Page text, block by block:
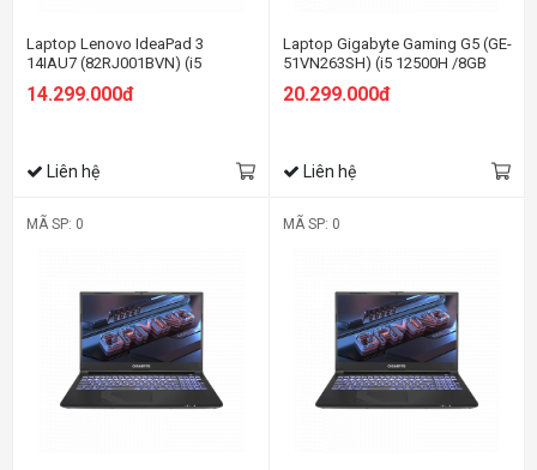
Laptop Lenovo IdeaPad 3
14IAU7 (82RJ001BVN) (i5
FHD/Win11/Xanh)
14.299.000đ
Liên hệ
Laptop Gigabyte Gaming G5 (GE-
51VN263SH) (i5 12500H /8GB
4G/15.6 inch FHD 144Hz/Win 11/
20.299.000đ
Liên hệ
MÃ SP: 0 MÃ SP: 0